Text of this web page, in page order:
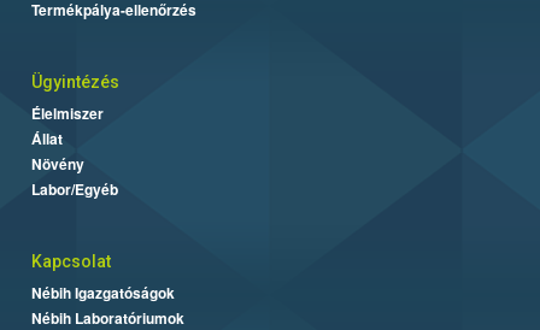
Termékpálya-ellenőrzés
Ügyintézés
Élelmiszer
Állat
Növény
Labor/Egyéb
Kapcsolat
Nébih Igazgatóságok
Nébih Laboratóriumok